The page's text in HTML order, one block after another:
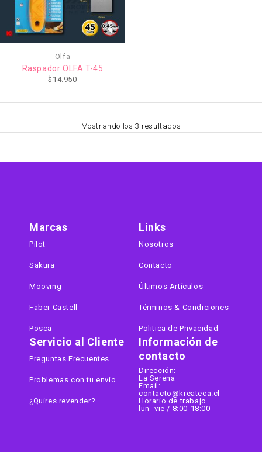
Olfa
Raspador OLFA T-45
$ 14.950
Mostrando los 3 resultados
Información de
contacto
Dirección:
La Serena
Email:
contacto@kreateca.cl
Horario de trabajo
lun- vie / 8:00-18:00
Marcas
Pilot
Sakura
Mooving
Faber Castell
Posca
Links
Nosotros
Contacto
Últimos Artículos
Términos & Condiciones
Politica de Privacidad
Servicio al Cliente
Preguntas Frecuentes
Problemas con tu envio
¿Quires revender?